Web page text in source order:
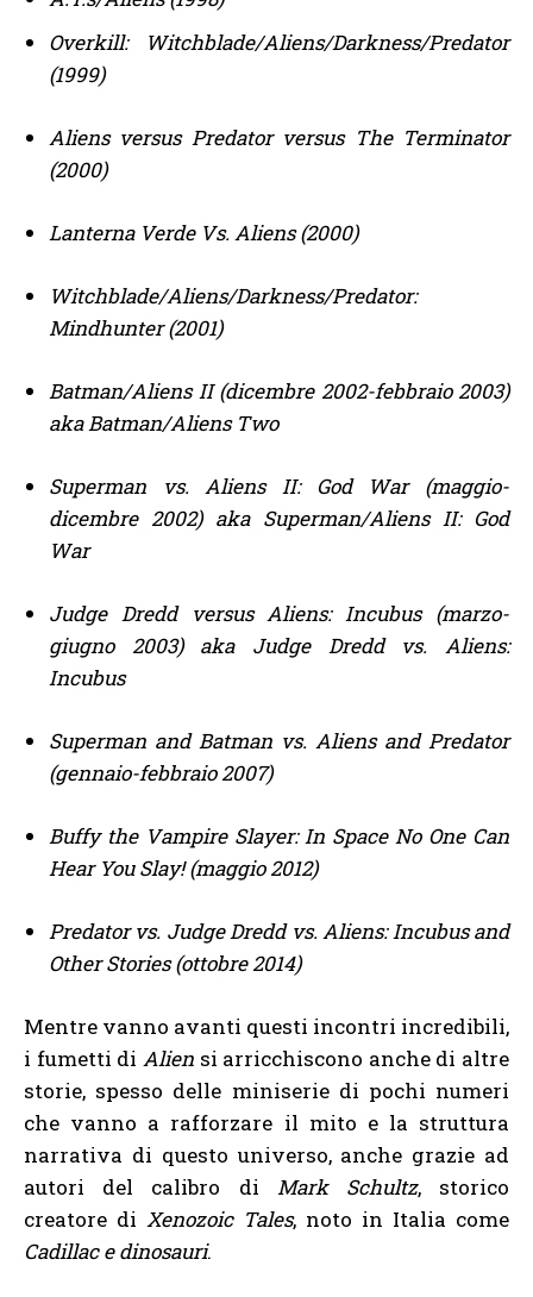
Overkill: Witchblade/Aliens/Darkness/Predator
(1999)
Aliens versus Predator versus The Terminator
(2000)
Lanterna Verde Vs. Aliens (2000)
Witchblade/Aliens/Darkness/Predator:
Mindhunter (2001)
Batman/Aliens II (dicembre 2002-febbraio 2003)
aka Batman/Aliens Two
Superman vs. Aliens II: God War (maggio-
dicembre 2002) aka Superman/Aliens II: God
War
Judge Dredd versus Aliens: Incubus (marzo-
giugno 2003) aka Judge Dredd vs. Aliens:
Incubus
Superman and Batman vs. Aliens and Predator
(gennaio-febbraio 2007)
Buffy the Vampire Slayer: In Space No One Can
Hear You Slay! (maggio 2012)
Predator vs. Judge Dredd vs. Aliens: Incubus and
Other Stories (ottobre 2014)
Mentre vanno avanti questi incontri incredibili,
i fumetti di Aliensi arricchiscono anche di altre
storie, spesso delle miniserie di pochi numeri
che vanno a rafforzare il mito e la struttura
narrativa di questo universo, anche grazie ad
autori del calibro di Mark Schultz, storico
creatore di Xenozoic Tales, noto in Italia come
Cadillac e dinosauri.